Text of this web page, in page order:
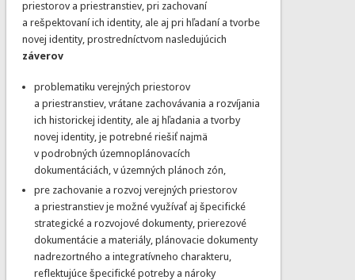
priestorov a priestranstiev, pri zachovaní
a rešpektovaní ich identity, ale aj pri hľadaní a tvorbe
novej identity, prostredníctvom nasledujúcich
záverov
problematiku verejných priestorov
a priestranstiev, vrátane zachovávania a rozvíjania
ich historickej identity, ale aj hľadania a tvorby
novej identity, je potrebné riešiť najmä
v podrobných územnoplánovacích
dokumentáciách, v územných plánoch zón,
pre zachovanie a rozvoj verejných priestorov
a priestranstiev je možné využívať aj špecifické
strategické a rozvojové dokumenty, prierezové
dokumentácie a materiály, plánovacie dokumenty
nadrezortného a integratívneho charakteru,
reflektujúce špecifické potreby a nároky